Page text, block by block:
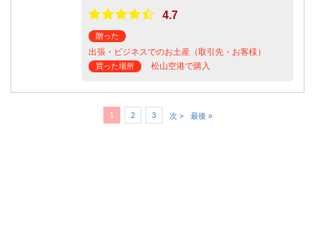
4.7
贈った
出張・ビジネスでのお土産（取引先・お客様）
買った場所 松山空港で購入
1 2 3 次 > 最後 »